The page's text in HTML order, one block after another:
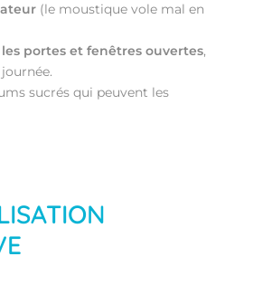
(le moustique vole mal en
les portes et fenêtres ouvertes,
sucrés qui peuvent les